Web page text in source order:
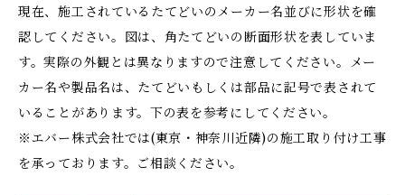
現在、施工されているたてどいのメーカー名並びに形状を確
認してください。図は、角たてどいの断面形状を表していま
す。実際の外観とは異なりますので注意してください。メー
カー名や製品名は、たてどいもしくは部品に記号で表されて
いることがあります。下の表を参考にしてください。
※エバー株式会社では(東京・神奈川近隣)の施工取り付け工事
を承っております。ご相談ください。